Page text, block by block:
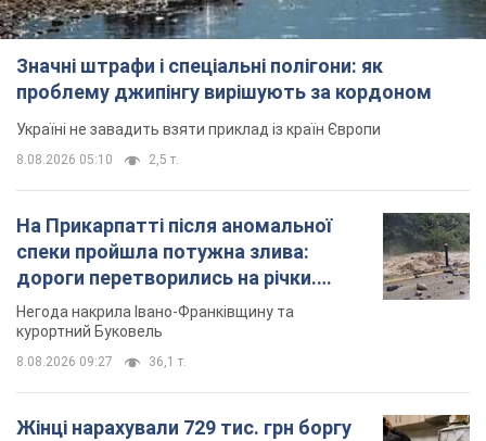
Значні штрафи і спеціальні полігони: як
проблему джипінгу вирішують за кордоном
Україні не завадить взяти приклад із країн Європи
8.08.2026 05:10 2,5 т.
На Прикарпатті після аномальної
спеки пройшла потужна злива:
дороги перетворились на річки.
Відео
Негода накрила Івано-Франківщину та
курортний Буковель
8.08.2026 09:27 36,1 т.
Жінці нарахували 729 тис. грн боргу